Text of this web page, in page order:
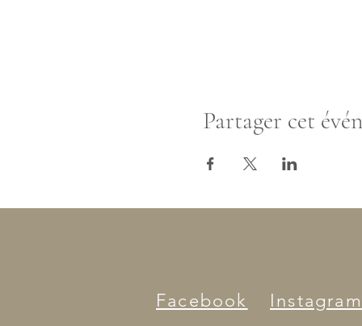
Partager cet
Facebook Instagram